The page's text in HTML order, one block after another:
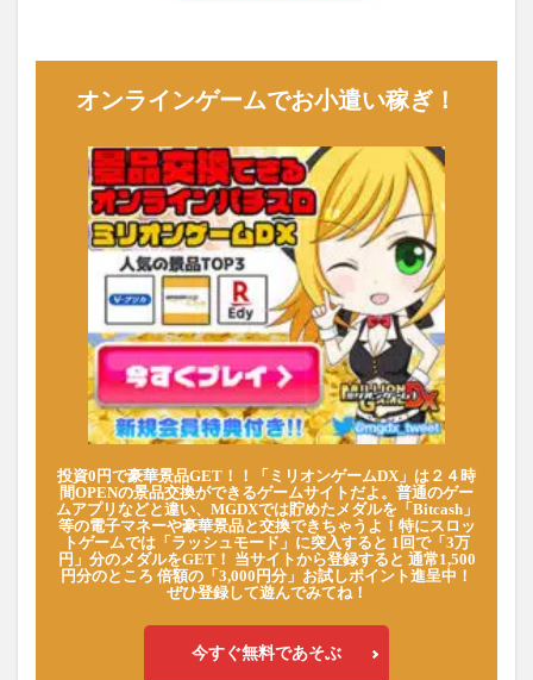
オンラインゲームでお小遣い稼ぎ！
投資0円で豪華景品GET！！「ミリオンゲームDX」は２４時
間OPENの景品交換ができるゲームサイトだよ。普通のゲー
ムアプリなどと違い、MGDXでは貯めたメダルを「Bitcash」
等の電子マネーや豪華景品と交換できちゃうよ！特にスロッ
トゲームでは「ラッシュモード」に突入すると 1回で「3万
円」分のメダルをGET！ 当サイトから登録すると 通常1,500
円分のところ 倍額の「3,000円分」お試しポイント進呈中！
ぜひ登録して遊んでみてね！
今すぐ無料であそぶ